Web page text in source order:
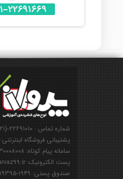
شماره تماس : ۲۲۶۹۱۰۱۰-(۰۲۱)
پشتیبانی فروشگاه اینترنتی: ۰۹۱۲۸۵۰۱۱۲۵
سامانه پیام کوتاه: ۳۰۰۰۸۰۰۸
پست الکترونیک: info@parvaz99.ir
صندوق پستی: ۱۹۴۹-۱۹۳۹۵